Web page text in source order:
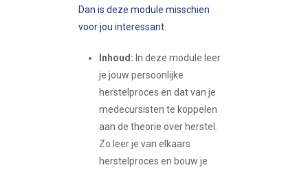
Dan is deze module misschien
voor jou interessant.
Inhoud: In deze module leer
je jouw persoonlijke
herstelproces en dat van je
medecursisten te koppelen
aan de theorie over herstel.
Zo leer je van elkaars
herstelproces en bouw je